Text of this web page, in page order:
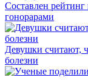
Составлен
гонорарами
Девушки считают,
болезни